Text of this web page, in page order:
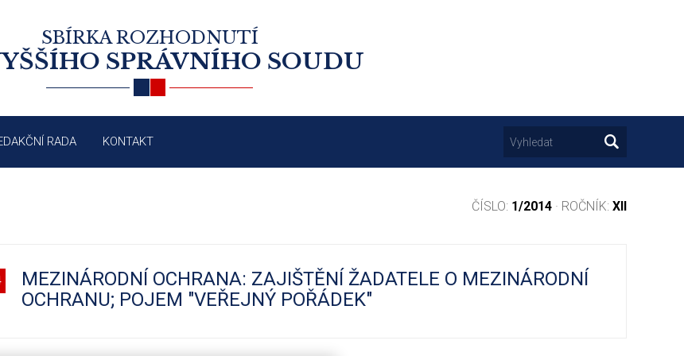
SBÍRKA ROZHODNUTÍ
SPRÁVNÍHO SOUDU
RADA KONTAKT
ČÍSLO: 1/2014 · ROČNÍK: XII
MEZINÁRODNÍ OCHRANA: ZAJIŠTĚNÍ ŽADATELE O MEZINÁRODNÍ
OCHRANU; POJEM "VEŘEJNÝ POŘÁDEK"